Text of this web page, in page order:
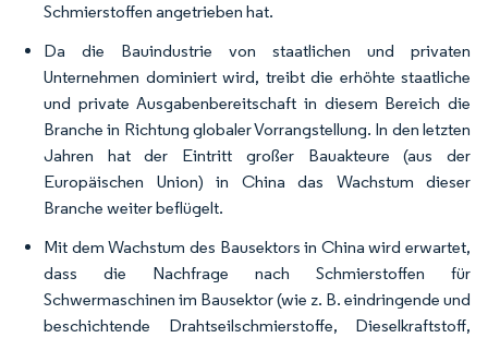
Schmierstoffen angetrieben hat.
Da die Bauindustrie von staatlichen und privaten
Unternehmen dominiert wird, treibt die erhöhte staatliche
und private Ausgabenbereitschaft in diesem Bereich die
Branche in Richtung globaler Vorrangstellung. In den letzten
Jahren hat der Eintritt großer Bauakteure (aus der
Europäischen Union) in China das Wachstum dieser
Branche weiter beflügelt.
Mit dem Wachstum des Bausektors in China wird erwartet,
dass die Nachfrage nach Schmierstoffen für
Schwermaschinen im Bausektor (wie z. B. eindringende und
beschichtende Drahtseilschmierstoffe, Dieselkraftstoff,